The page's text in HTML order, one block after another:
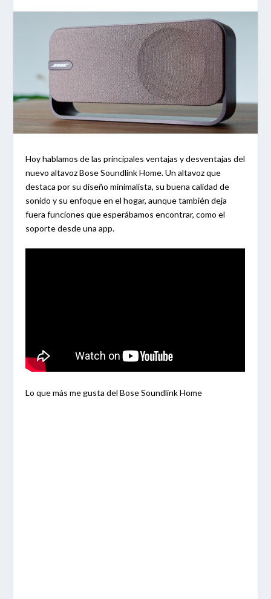
Hoy hablamos de las principales ventajas y desventajas del
nuevo altavoz Bose Soundlink Home. Un altavoz que
destaca por su diseño minimalista, su buena calidad de
sonido y su enfoque en el hogar, aunque también deja
fuera funciones que esperábamos encontrar, como el
soporte desde una app.
Lo que más me gusta del Bose Soundlink Home